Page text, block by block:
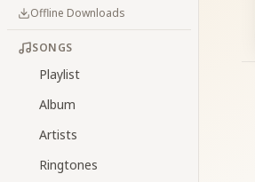
Offline Downloads
SONGS
Playlist
Album
Artists
Ringtones